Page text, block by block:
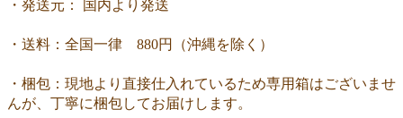
・発送元： 国内より発送
・送料：全国一律 880円（沖縄を除く）
・梱包：現地より直接仕入れているため専用箱はございませ
んが、丁寧に梱包してお届けします。